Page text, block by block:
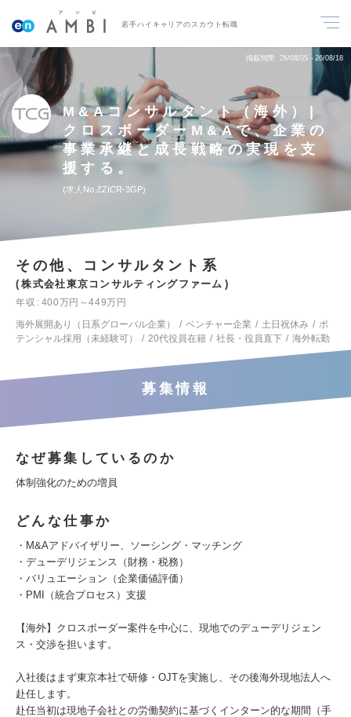
若手ハイキャリアのスカウト転職
掲載期間 26/08/05～26/08/18
M&Aコンサルタント（海外）|
クロスボーダーM&Aで、企業の
事業承継と成長戦略の実現を支
援する。
求人No.ZZICR-3GP
その他、コンサルタント系
株式会社東京コンサルティングファーム
年収
400万円～449万円
海外展開あり（日系グローバル企業）
ベンチャー企業 土日祝休み
ポ
テンシャル採用（未経験可）
20代役員在籍 社長・役員直下 海外転勤
募集情報
なぜ募集しているのか
体制強化のための増員
どんな仕事か
・M&Aアドバイザリー、ソーシング・マッチング
・デューデリジェンス（財務・税務）
・バリュエーション（企業価値評価）
・PMI（統合プロセス）支援
【海外】クロスボーダー案件を中心に、現地でのデューデリジェン
ス・交渉を担います。
入社後はまず東京本社で研修・OJTを実施し、その後海外現地法人へ
赴任します。
赴任当初は現地子会社との労働契約に基づくインターン的な期間（手